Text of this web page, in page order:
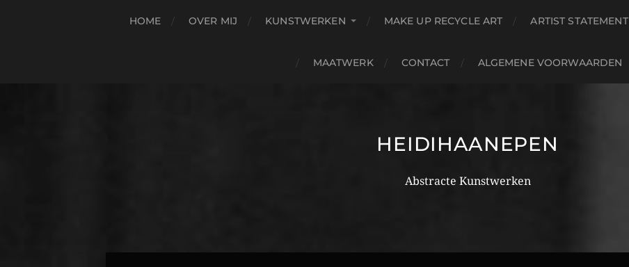
HOME OVER MIJ KUNSTWERKEN MAKE UP RECYCLE ART ARTIST STATEMENT
MAATWERK CONTACT ALGEMENE VOORWAARDEN
HEIDIHAANEPEN
Abstracte Kunstwerken